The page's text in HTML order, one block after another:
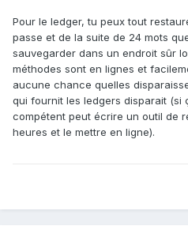
Pour le ledger, tu peux tout
passe et de la suite de 24 mots
sauvegarder dans un endroit sûr
méthodes sont en lignes et
aucune chance quelles
qui fournit les ledgers disparait (si
compétent peut écrire un outil de
heures et le mettre en ligne).